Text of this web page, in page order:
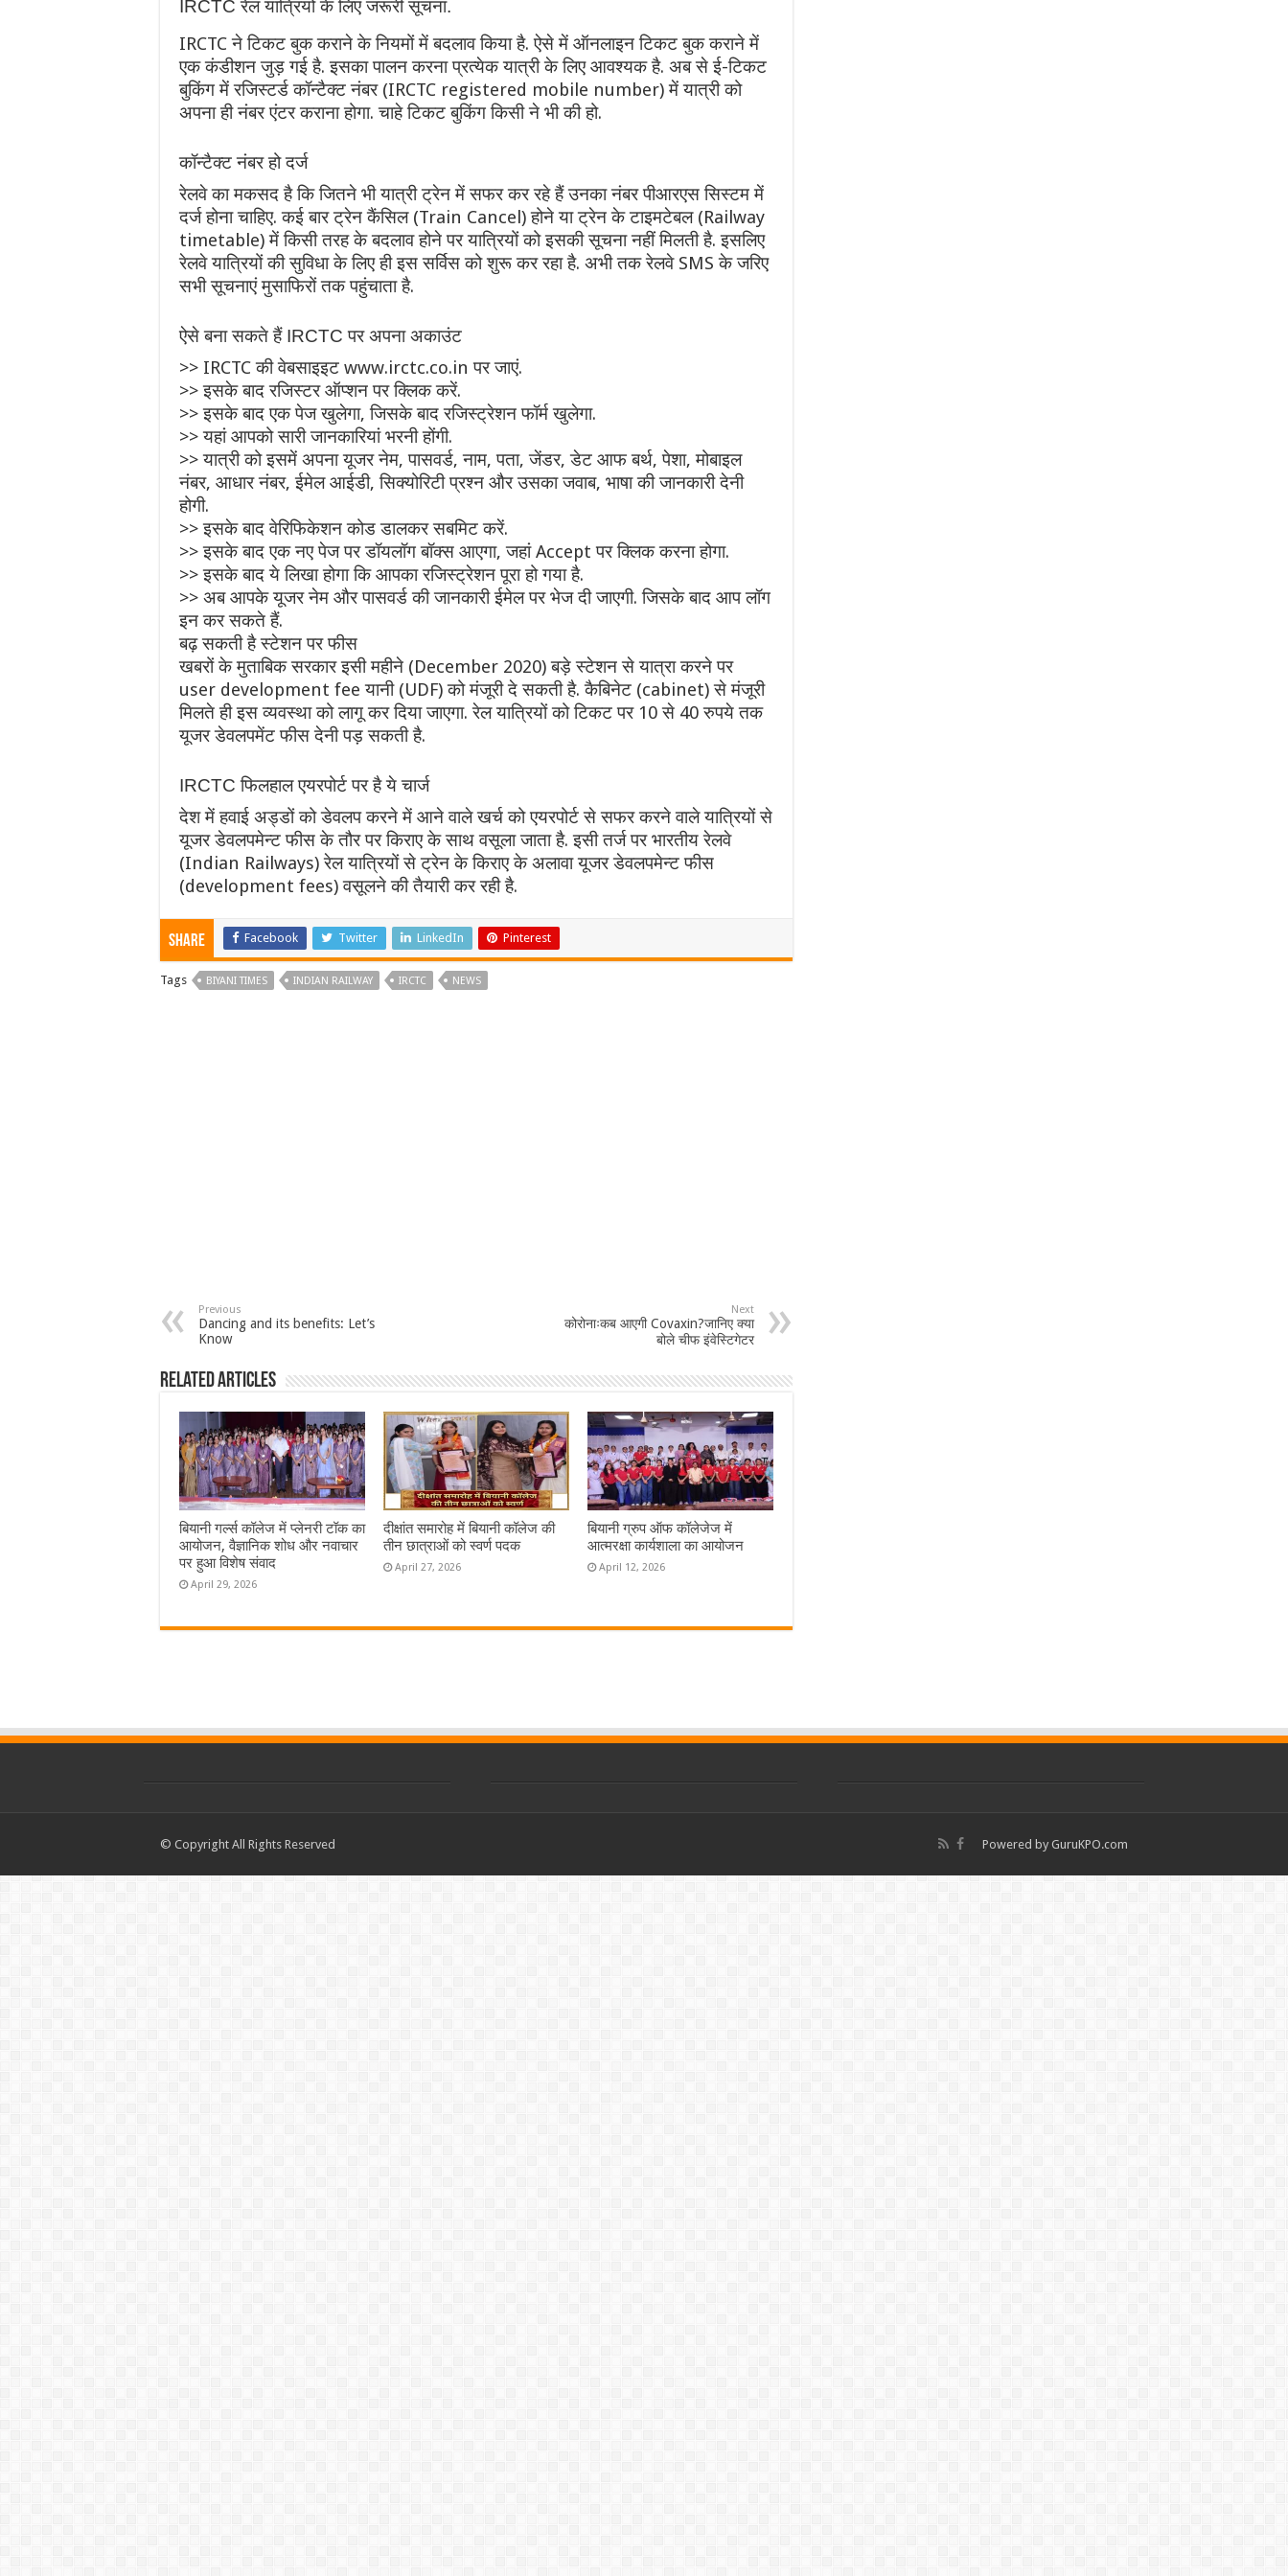
करना
होगा
ये
काम
IRCTC रेल यात्रियों के लिए जरूरी सूचना.
IRCTC ने टिकट बुक कराने के नियमों में बदलाव किया है. ऐसे में ऑनलाइन टिकट बुक कराने में
एक कंडीशन जुड़ गई है. इसका पालन करना प्रत्येक यात्री के लिए आवश्यक है. अब से ई-टिकट
बुकिंग में रजिस्टर्ड कॉन्टैक्ट नंबर (IRCTC registered mobile number) में यात्री को
अपना ही नंबर एंटर कराना होगा. चाहे टिकट बुकिंग किसी ने भी की हो.
कॉन्टैक्ट नंबर हो दर्ज
रेलवे का मकसद है कि जितने भी यात्री ट्रेन में सफर कर रहे हैं उनका नंबर पीआरएस सिस्टम में
दर्ज होना चाहिए. कई बार ट्रेन कैंसिल (Train Cancel) होने या ट्रेन के टाइमटेबल (Railway
timetable) में किसी तरह के बदलाव होने पर यात्रियों को इसकी सूचना नहीं मिलती है. इसलिए
रेलवे यात्रियों की सुविधा के लिए ही इस सर्विस को शुरू कर रहा है. अभी तक रेलवे SMS के जरिए
सभी सूचनाएं मुसाफिरों तक पहुंचाता है.
ऐसे बना सकते हैं IRCTC पर अपना अकाउंट
>> IRCTC की वेबसाइइट www.irctc.co.in पर जाएं.
>> इसके बाद रजिस्टर ऑप्शन पर क्लिक करें.
>> इसके बाद एक पेज खुलेगा, जिसके बाद रजिस्ट्रेशन फॉर्म खुलेगा.
>> यहां आपको सारी जानकारियां भरनी होंगी.
>> यात्री को इसमें अपना यूजर नेम, पासवर्ड, नाम, पता, जेंडर, डेट आफ बर्थ, पेशा, मोबाइल
नंबर, आधार नंबर, ईमेल आईडी, सिक्योरिटी प्रश्न और उसका जवाब, भाषा की जानकारी देनी
होगी.
>> इसके बाद वेरिफिकेशन कोड डालकर सबमिट करें.
>> इसके बाद एक नए पेज पर डॉयलॉग बॉक्स आएगा, जहां Accept पर क्लिक करना होगा.
>> इसके बाद ये लिखा होगा कि आपका रजिस्ट्रेशन पूरा हो गया है.
>> अब आपके यूजर नेम और पासवर्ड की जानकारी ईमेल पर भेज दी जाएगी. जिसके बाद आप लॉग
इन कर सकते हैं.
बढ़ सकती है स्टेशन पर फीस
खबरों के मुताबिक सरकार इसी महीने (December 2020) बड़े स्टेशन से यात्रा करने पर
user development fee यानी (UDF) को मंजूरी दे सकती है. कैबिनेट (cabinet) से मंजूरी
मिलते ही इस व्यवस्था को लागू कर दिया जाएगा. रेल यात्रियों को टिकट पर 10 से 40 रुपये तक
यूजर डेवलपमेंट फीस देनी पड़ सकती है.
IRCTCफिलहाल एयरपोर्ट पर है ये चार्ज
देश में हवाई अड्डों को डेवलप करने में आने वाले खर्च को एयरपोर्ट से सफर करने वाले यात्रियों से
यूजर डेवलपमेन्ट फीस के तौर पर किराए के साथ वसूला जाता है. इसी तर्ज पर भारतीय रेलवे
(Indian Railways) रेल यात्रियों से ट्रेन के किराए के अलावा यूजर डेवलपमेन्ट फीस
(development fees) वसूलने की तैयारी कर रही है.
Share Facebook Twitter LinkedIn Pinterest
Tags BIYANI TIMES INDIAN RAILWAY IRCTC NEWS
Previous
Dancing and its benefits: Let’s
Know
Next
कोरोनाःकब आएगी Covaxin?जानिए क्या
बोले चीफ इंवेस्टिगेटर
Related Articles
बियानी गर्ल्स कॉलेज में प्लेनरी टॉक का
आयोजन, वैज्ञानिक शोध और नवाचार
पर हुआ विशेष संवाद
April 29, 2026
दीक्षांत समारोह में बियानी कॉलेज की
तीन छात्राओं को स्वर्ण पदक
April 27, 2026
बियानी ग्रुप ऑफ कॉलेजेज में
आत्मरक्षा कार्यशाला का आयोजन
April 12, 2026
Powered by GuruKPO.com
© Copyright All Rights Reserved